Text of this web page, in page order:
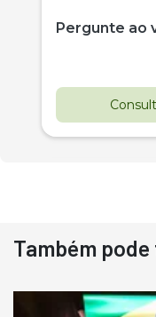
Pergunte ao
Destaque
Usado
Pá
Também